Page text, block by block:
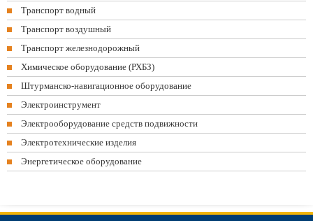
Транспорт водный
Транспорт воздушный
Транспорт железнодорожный
Химическое оборудование (РХБЗ)
Штурманско-навигационное оборудование
Электроинструмент
Электрооборудование средств подвижности
Электротехнические изделия
Энергетическое оборудование